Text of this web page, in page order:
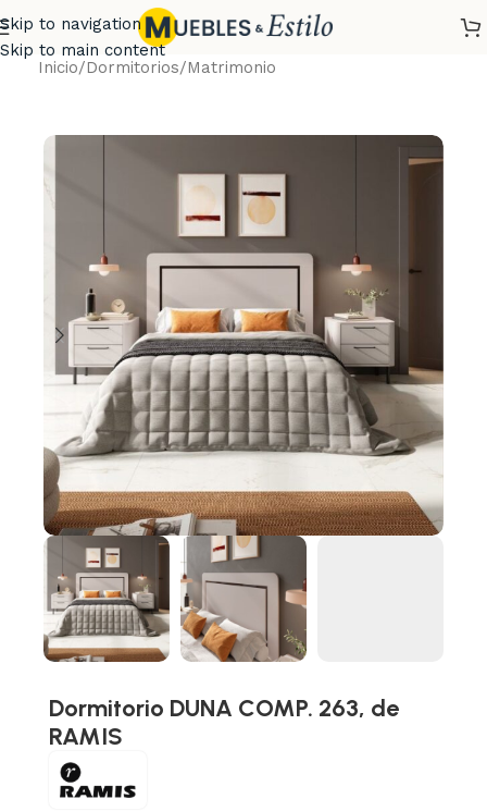
Skip to navigation
Skip to main content
Inicio/Dormitorios/Matrimonio
Dormitorio DUNA COMP. 263, de
RAMIS